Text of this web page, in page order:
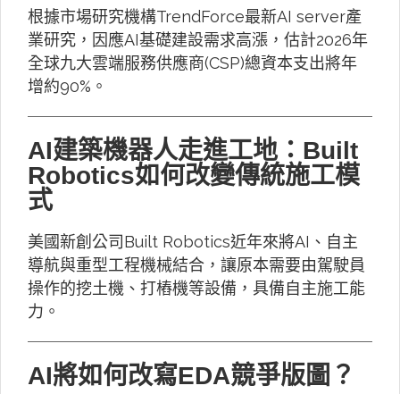
根據市場研究機構TrendForce最新AI server產
業研究，因應AI基礎建設需求高漲，估計2026年
全球九大雲端服務供應商(CSP)總資本支出將年
增約90%。
AI建築機器人走進工地：Built
Robotics如何改變傳統施工模
式
美國新創公司Built Robotics近年來將AI、自主
導航與重型工程機械結合，讓原本需要由駕駛員
操作的挖土機、打樁機等設備，具備自主施工能
力。
AI將如何改寫EDA競爭版圖？